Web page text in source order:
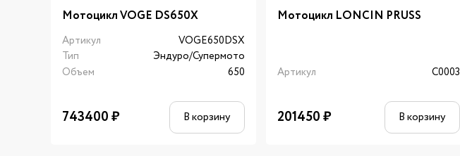
Мотоцикл VOGE DS650X
Артикул
VOGE650DSX
Тип
Эндуро/Супермото
Объем
650
743400₽ В корзину
Мотоцикл LONCIN PRUSS
Артикул C0003
201450₽ В корзину